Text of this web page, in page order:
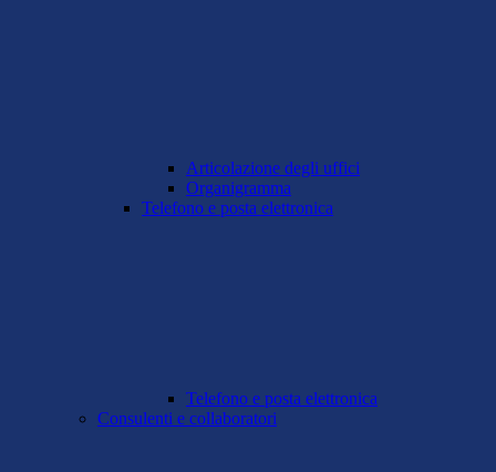
Articolazione degli uffici
Organigramma
Telefono e posta elettronica
Telefono e posta elettronica
Consulenti e collaboratori